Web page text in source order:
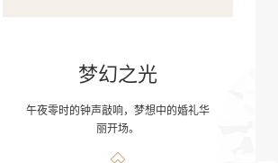
梦幻之光
午夜零时的钟声敲响，梦想中的婚礼华
丽开场。